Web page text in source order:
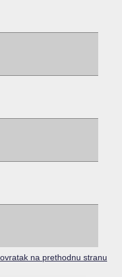
na prethodnu stranu